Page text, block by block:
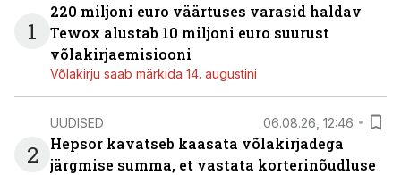
1
220 miljoni euro väärtuses varasid haldav
Tewox alustab 10 miljoni euro suurust
võlakirjaemisiooni
Võlakirju saab märkida 14. augustini
2
UUDISED 06.08.26, 12:46
Hepsor kavatseb kaasata võlakirjadega
järgmise summa, et vastata korterinõudluse